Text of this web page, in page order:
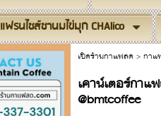
แฟรนไชส์ชานมไข่มุก CHAlico
เปิดร้านกาแฟสด > กาแ
เคาน์เตอร์กา
@bmtcoffee